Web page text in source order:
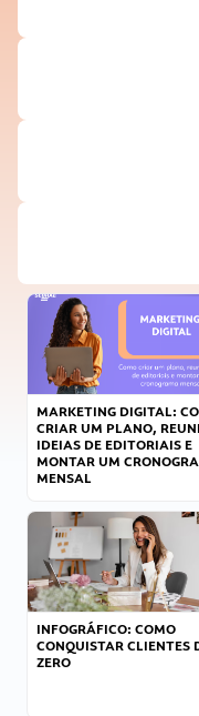
MARKETING DIGITAL:
CRIAR UM PLANO,
IDEIAS DE EDITORIAIS E
MONTAR UM
MENSAL
INFOGRÁFICO: COMO
CONQUISTAR CLIENTES
ZERO